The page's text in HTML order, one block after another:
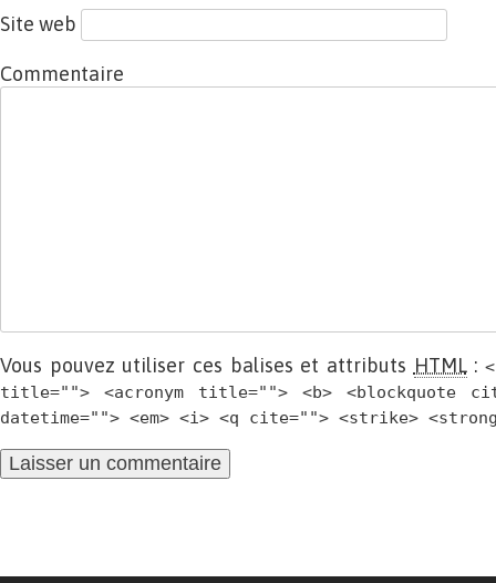
Site web
Commentaire
Vous pouvez utiliser ces balises et attributs HTML:
title=""> <acronym title=""> <b> <blockquote
datetime=""> <em> <i> <q cite=""> <strike>